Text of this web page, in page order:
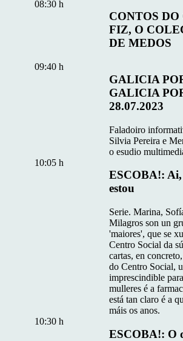
CONTOS
FIZ, O
DE MEDOS
08:30 h
GALICIA
GALICIA
28.07.2023
Faladoiro
Silvia Pereira e
o esudio
09:40 h
ESCOBA!:
estou
Serie. Marina,
Milagros son un
'maiores', que se
Centro Social da
cartas, en
do Centro Social,
imprescindible
mulleres é a
está tan claro é a
máis os anos.
10:05 h
ESCOBA!: O
10:30 h